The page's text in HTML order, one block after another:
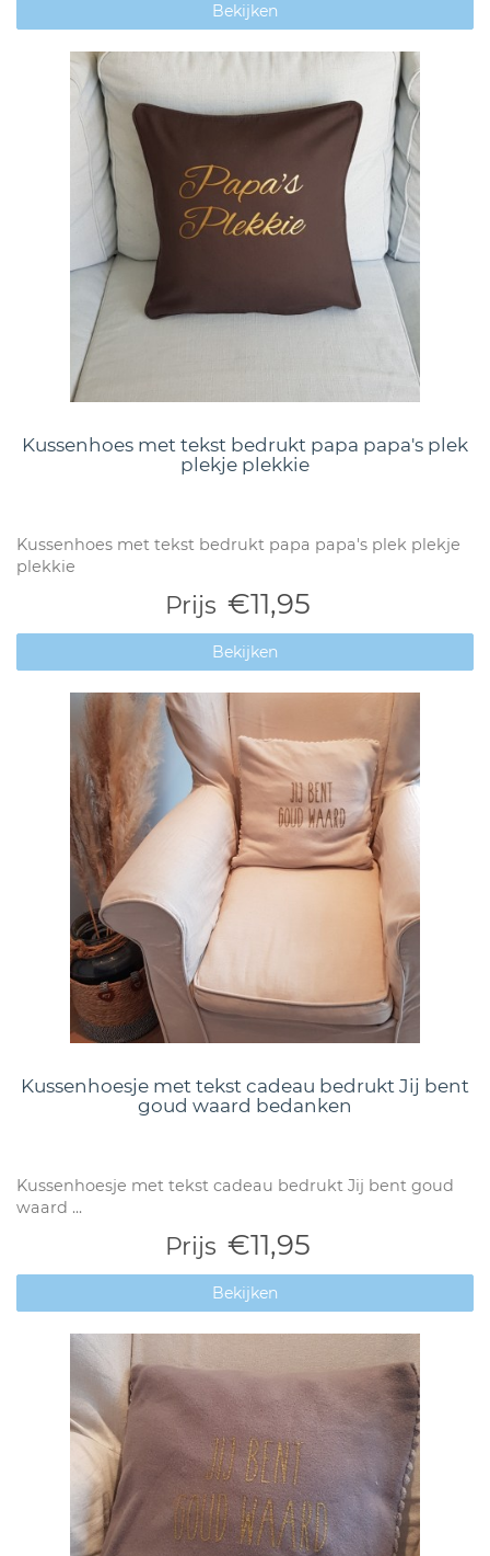
Bekijken
Kussenhoes met tekst bedrukt papa papa's plek
plekje plekkie
Kussenhoes met tekst bedrukt papa papa's plek plekje
plekkie
Prijs €11,95
Bekijken
Kussenhoesje met tekst cadeau bedrukt Jij bent
goud waard bedanken
Kussenhoesje met tekst cadeau bedrukt Jij bent goud
waard ...
Prijs €11,95
Bekijken